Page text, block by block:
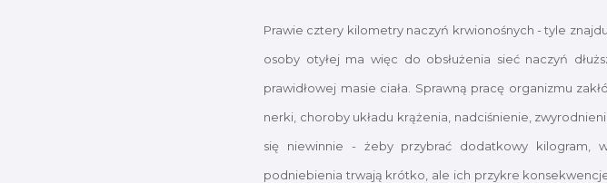
Prawie cztery kilometry naczyń krwionośnych - tyle
osoby otyłej ma więc do obsłużenia sieć naczyń
prawidłowej masie ciała. Sprawną pracę organizmu
nerki, choroby układu krążenia, nadciśnienie,
się niewinnie - żeby przybrać dodatkowy kilogram,
podniebienia trwają krótko, ale ich przykre